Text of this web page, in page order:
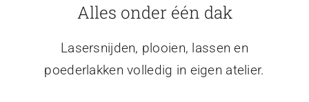
Alles onder één dak
Lasersnijden, plooien, lassen en
poederlakken volledig in eigen atelier.